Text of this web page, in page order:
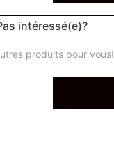
intéressé(e)?
produits pour vous!